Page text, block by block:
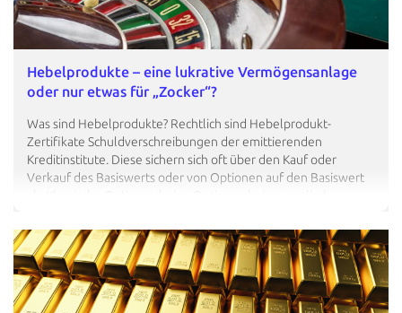
Hebelprodukte – eine lukrative Vermögensanlage
oder nur etwas für „Zocker“?
Was sind Hebelprodukte? Rechtlich sind Hebelprodukt-
Zertifikate Schuldverschreibungen der emittierenden
Kreditinstitute. Diese sichern sich oft über den Kauf oder
Verkauf des Basiswerts oder von Optionen auf den Basiswert
ursprünglich gekoppelt mit Optionsanleihen (Anleihe cum).
Hierbei handelt es sich um die sog. „traditionellen
Optionsscheine", die es auch heute noch gibt. Dem Anleger
wird hiermit das Recht (nicht die Pflicht) eingeräumt, während
der Laufzeit Aktien des die Optionsanleihe emittierenden